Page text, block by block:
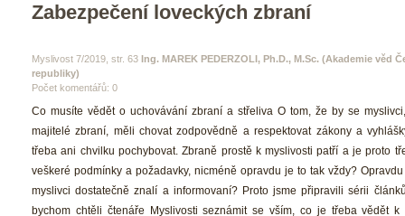
Zabezpečení loveckých zbraní
Myslivost 7/2019, str. 63 Ing. MAREK PEDERZOLI, Ph.D., M.Sc. (Akademie věd
republiky)
Počet komentářů: 0
Co musíte vědět o uchovávání zbraní a střeliva O tom, že by se
majitelé zbraní, měli chovat zodpovědně a respektovat zákony a
třeba ani chvilku pochybovat. Zbraně prostě k myslivosti patří a je proto
veškeré podmínky a požadavky, nicméně opravdu je to tak vždy?
myslivci dostatečně znalí a informovaní? Proto jsme připravili sérii
bychom chtěli čtenáře Myslivosti seznámit se vším, co je třeba vědět k